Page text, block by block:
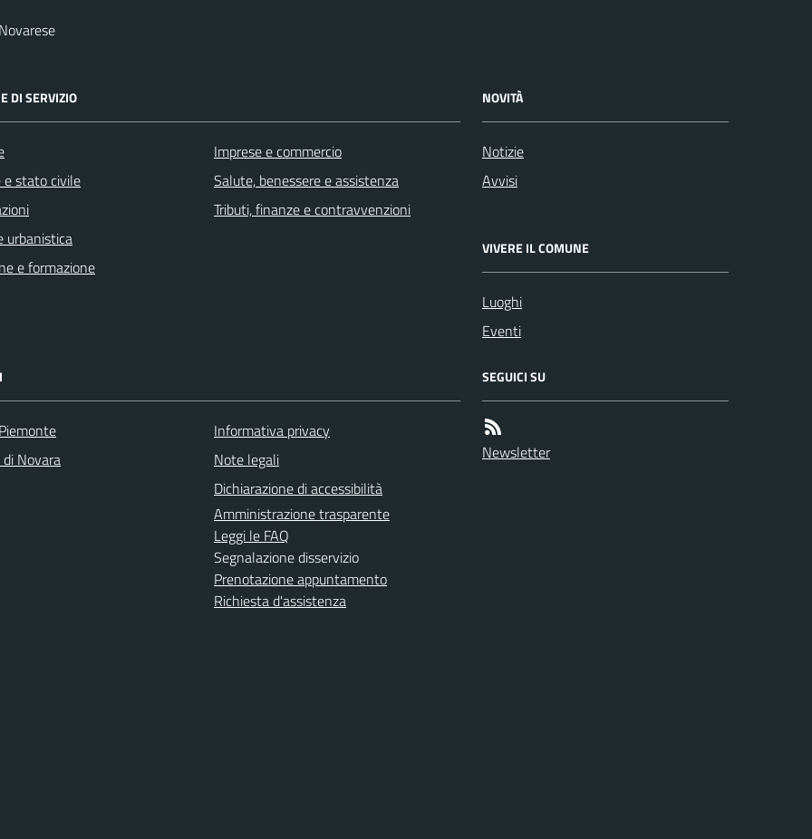
DI SERVIZIO
e stato civile
urbanistica
e formazione
Imprese e commercio
Salute, benessere e assistenza
Tributi, finanze e contravvenzioni
NOVITÀ
Notizie
Avvisi
VIVERE IL COMUNE
Luoghi
Eventi
Novara
Informativa privacy
Note legali
Dichiarazione di accessibilità
Amministrazione trasparente
Leggi le FAQ
Segnalazione disservizio
Prenotazione appuntamento
Richiesta d'assistenza
SEGUICI SU
Newsletter